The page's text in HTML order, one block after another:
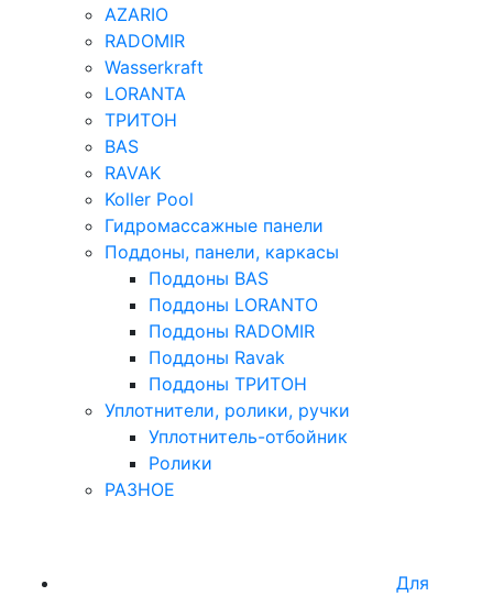
AZARIO
RADOMIR
Wasserkraft
LORANTA
ТРИТОН
BAS
RAVAK
Koller Pool
Гидромассажные панели
Поддоны, панели, каркасы
Поддоны BAS
Поддоны LORANTO
Поддоны RADOMIR
Поддоны Ravak
Поддоны ТРИТОН
Уплотнители, ролики, ручки
Уплотнитель-отбойник
Ролики
РАЗНОЕ
Для